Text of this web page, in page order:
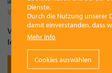
Vorchdorf - Voller Vielfalt und
lebst!
Weiterlesen
Dienste.
Durch die Nutzung unserer
damit einverstanden, dass
Mehr Info
Cookies auswählen